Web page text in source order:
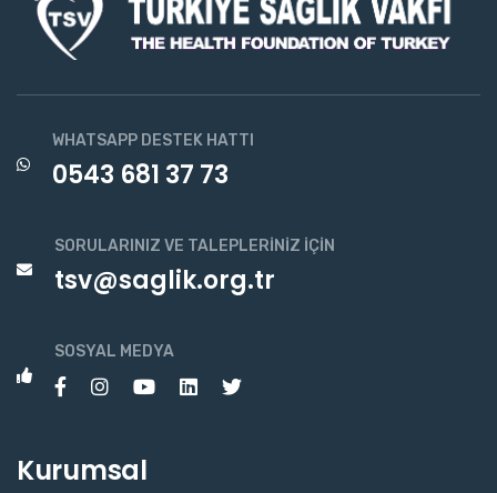
WHATSAPP DESTEK HATTI
0543 681 37 73
SORULARINIZ VE TALEPLERINIZ İÇIN
tsv@saglik.org.tr
SOSYAL MEDYA
Kurumsal